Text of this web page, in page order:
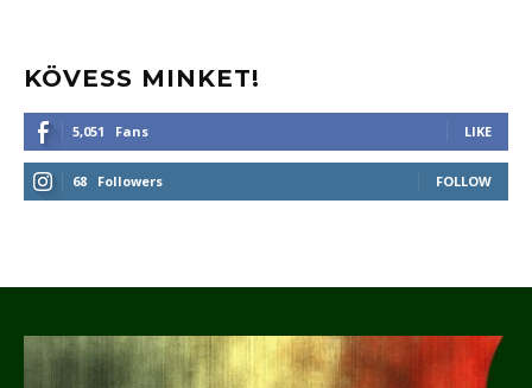
KÖVESS MINKET!
5,051 Fans LIKE
68 Followers FOLLOW